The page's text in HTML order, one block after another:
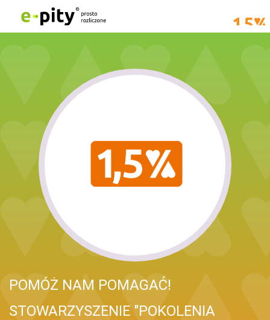
POMÓŻ NAM POMAGAĆ!
STOWARZYSZENIE "POKOLENIA